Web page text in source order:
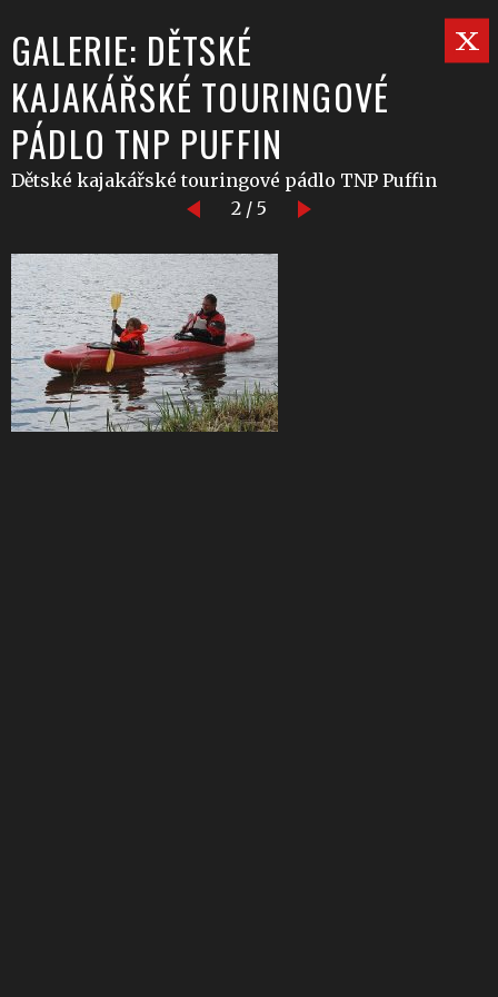
GALERIE: DĚTSKÉ
KAJAKÁŘSKÉ TOURINGOVÉ
PÁDLO TNP PUFFIN
Dětské kajakářské touringové pádlo TNP Puffin
2 / 5